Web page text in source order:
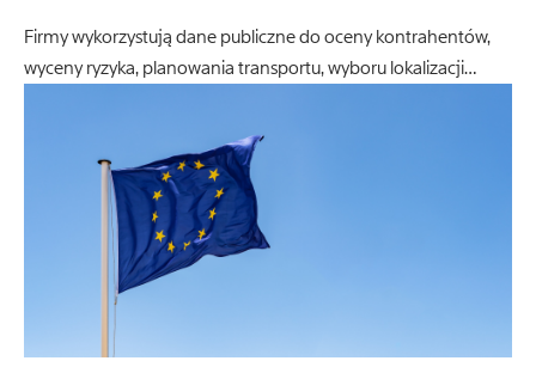
Firmy wykorzystują dane publiczne do oceny kontrahentów,
wyceny ryzyka, planowania transportu, wyboru lokalizacji…